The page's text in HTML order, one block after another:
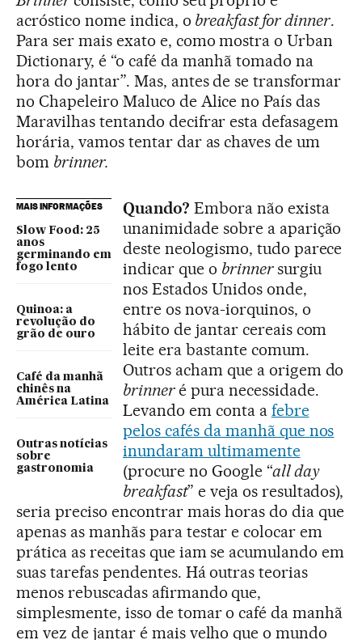
acróstico nome indica, o breakfast for dinner.
Para ser mais exato e, como mostra o Urban
Dictionary, é “o café da manhã tomado na
hora do jantar”. Mas, antes de se transformar
no Chapeleiro Maluco de Alice no País das
Maravilhas tentando decifrar esta defasagem
horária, vamos tentar dar as chaves de um
bom brinner.
MAIS INFORMAÇÕES
Slow Food: 25
anos
germinando em
fogo lento
Quinoa: a
revolução do
grão de ouro
Café da manhã
chinês na
América Latina
Outras notícias
sobre
gastronomia
Quando? Embora não exista
unanimidade sobre a aparição
deste neologismo, tudo parece
indicar que o brinnersurgiu
nos Estados Unidos onde,
entre os nova-iorquinos, o
hábito de jantar cereais com
leite era bastante comum.
Outros acham que a origem do
brinneré pura necessidade.
Levando em conta a febre
pelos cafés da manhã que nos
inundaram ultimamente
(procure no Google “all day
breakfast” e veja os resultados),
seria preciso encontrar mais horas do dia que
apenas as manhãs para testar e colocar em
prática as receitas que iam se acumulando em
suas tarefas pendentes. Há outras teorias
menos rebuscadas afirmando que,
simplesmente, isso de tomar o café da manhã
em vez de jantar é mais velho que o mundo